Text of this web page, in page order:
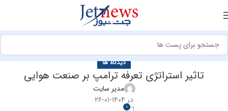
دیدگاه ها
تاثیر استراتژی تعرفه ترامپ بر صنعت هوایی
مدیر سایت
در ۱۴۰۴-۰۱-۲۶
0